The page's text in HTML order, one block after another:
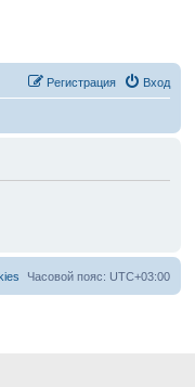
Вход
Регистрация
Часовой пояс: UTC+03:00